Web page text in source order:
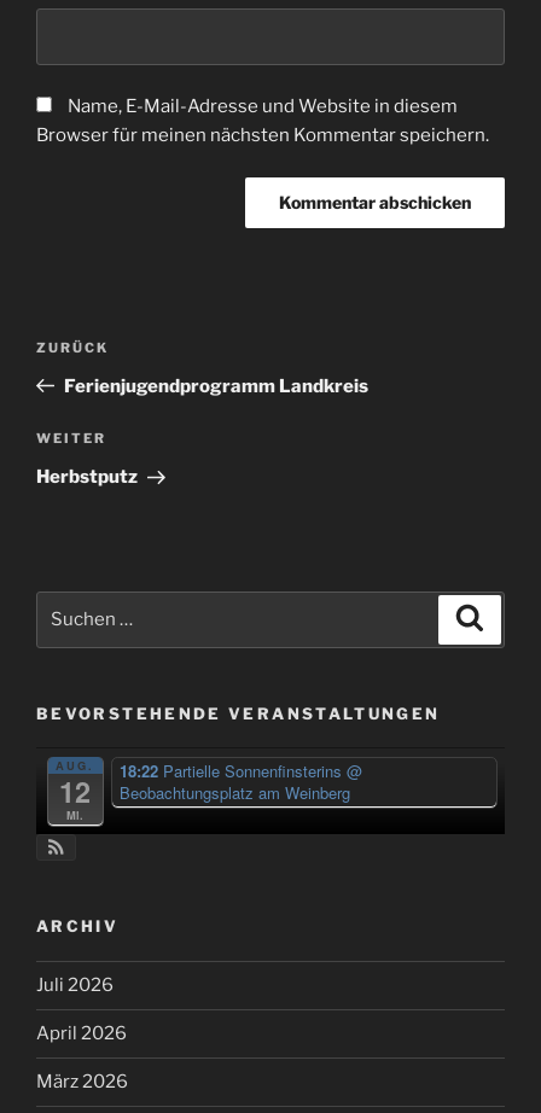
Name, E-Mail-Adresse und Website in diesem
Browser für meinen nächsten Kommentar speichern.
Beitragsnavigation
Vorheriger
Beitrag
ZURÜCK
Ferienjugendprogramm Landkreis
Nächster
Beitrag
WEITER
Herbstputz
BEVORSTEHENDE VERANSTALTUNGEN
AUG.
12
Mi.
18:22 Partielle Sonnenfinsterins @
Beobachtungsplatz am Weinberg
ARCHIV
Juli 2026
April 2026
März 2026